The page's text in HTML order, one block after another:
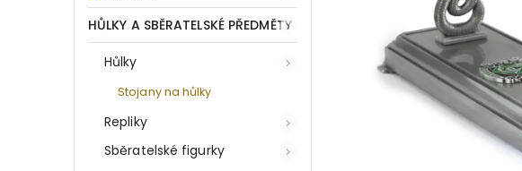
HŮLKY A SBĚRATELSKÉ PŘEDMĚTY
Hůlky
Stojany na hůlky
Repliky
Sběratelské figurky